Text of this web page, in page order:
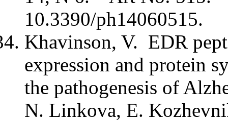
10.3390/ph14060515.
Khavinson, V. EDR
expression and protein
the pathogenesis of
N. Linkova, E.